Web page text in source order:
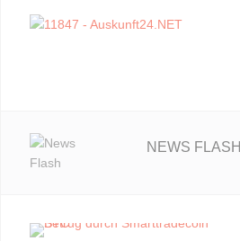
NEWS FLASH